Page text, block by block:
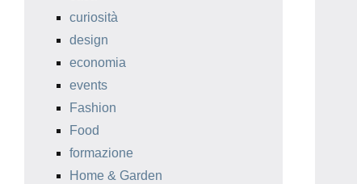
curiosità
design
economia
events
Fashion
Food
formazione
Home & Garden